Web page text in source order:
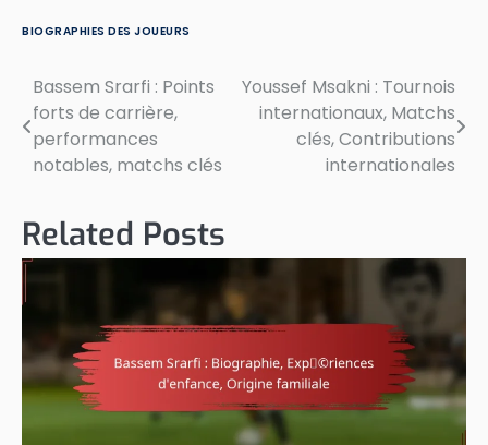
BIOGRAPHIES DES JOUEURS
Post
navigation
Bassem Srarfi : Points
forts de carrière,
performances
notables, matchs clés
Youssef Msakni : Tournois
internationaux, Matchs
clés, Contributions
internationales
Related Posts